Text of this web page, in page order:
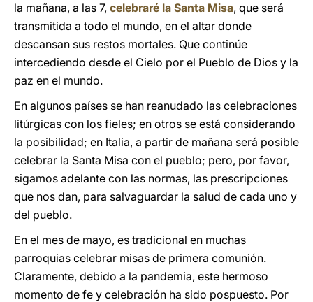
la mañana, a las 7, celebraré la Santa Misa, que será
transmitida a todo el mundo, en el altar donde
descansan sus restos mortales. Que continúe
intercediendo desde el Cielo por el Pueblo de Dios y la
paz en el mundo.
En algunos países se han reanudado las celebraciones
litúrgicas con los fieles; en otros se está considerando
la posibilidad; en Italia, a partir de mañana será posible
celebrar la Santa Misa con el pueblo; pero, por favor,
sigamos adelante con las normas, las prescripciones
que nos dan, para salvaguardar la salud de cada uno y
del pueblo.
En el mes de mayo, es tradicional en muchas
parroquias celebrar misas de primera comunión.
Claramente, debido a la pandemia, este hermoso
momento de fe y celebración ha sido pospuesto. Por